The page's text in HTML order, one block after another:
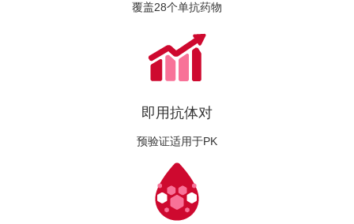
覆盖28个单抗药物
即用抗体对
预验证适用于PK